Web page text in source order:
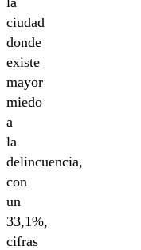
ciudad
donde
existe
mayor
miedo
a
la
delincuencia,
con
un
33,1%,
cifras